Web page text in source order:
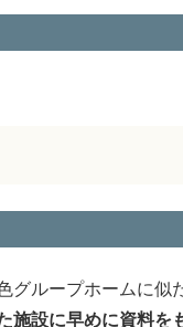
グループホームに似
施設に早めに資料を